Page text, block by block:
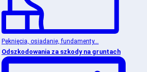
Pęknięcia, osiadanie, fundamenty...
Odszkodowania za szkody na gruntach